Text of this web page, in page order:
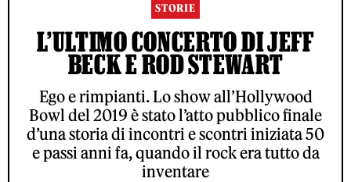
STORIE
L’ULTIMO CONCERTO DI JEFF
BECK E ROD STEWART
Ego e rimpianti. Lo show all’Hollywood
Bowl del 2019 è stato l’atto pubblico finale
d’una storia di incontri e scontri iniziata 50
e passi anni fa, quando il rock era tutto da
inventare